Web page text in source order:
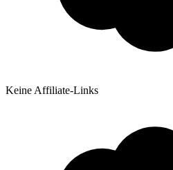
Keine Affiliate-Links